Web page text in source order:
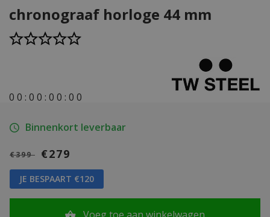
chronograaf horloge 44 mm
0 0 : 0 0 : 0 0 : 0 0
Binnenkort leverbaar
€399 €279
JE BESPAART €120